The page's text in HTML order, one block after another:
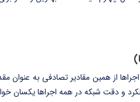
از همین مقادیر تصادفی به عنوان
و دقت شبکه در همه اجراها یکسان